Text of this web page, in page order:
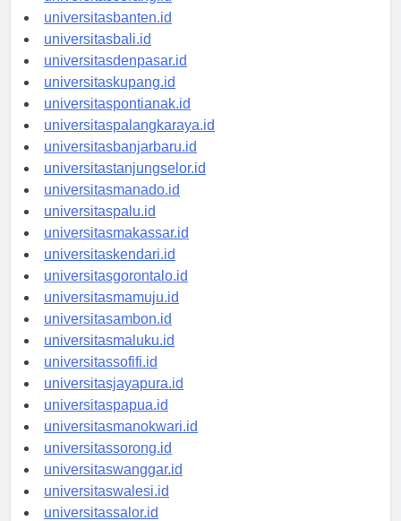
universitasserang.id
universitasbanten.id
universitasbali.id
universitasdenpasar.id
universitaskupang.id
universitaspontianak.id
universitaspalangkaraya.id
universitasbanjarbaru.id
universitastanjungselor.id
universitasmanado.id
universitaspalu.id
universitasmakassar.id
universitaskendari.id
universitasgorontalo.id
universitasmamuju.id
universitasambon.id
universitasmaluku.id
universitassofifi.id
universitasjayapura.id
universitaspapua.id
universitasmanokwari.id
universitassorong.id
universitaswanggar.id
universitaswalesi.id